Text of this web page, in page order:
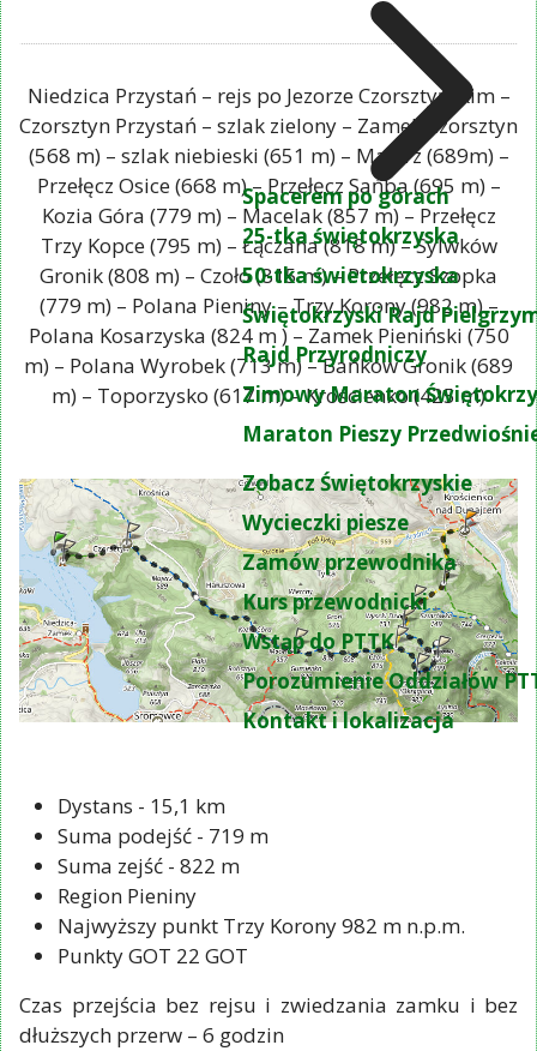
Spacerem po górach
25-tka świętokrzyska
50-tka świetokrzyska
Świętokrzyski Rajd
Rajd Przyrodniczy
Zimowy Maraton
Maraton Pieszy
Zobacz Świętokrzyskie
Wycieczki piesze
Zamów przewodnika
Kurs przewodnicki
Wstąp do PTTK
Porozumienie Oddziałów
Kontakt i lokalizacja
Niedzica Przystań – rejs po Jezorze Czorsztyńskim –
Czorsztyn Przystań – szlak zielony – Zamek Czorsztyn
(568 m) – szlak niebieski (651 m) – Majerz (689m) –
Przełęcz Osice (668 m) – Przełęcz Sańba (695 m) –
Kozia Góra (779 m) – Macelak (857 m) – Przełęcz
Trzy Kopce (795 m) – Łączana (818 m) – Sylwków
Gronik (808 m) – Czoło (815 m) – Przełęcz Szopka
(779 m) – Polana Pieniny – Trzy Korony (982 m) –
Polana Kosarzyska (824 m ) – Zamek Pieniński (750
m) – Polana Wyrobek (713 m) – Bańków Gronik (689
m) – Toporzysko (617 m) – Krościenko (425 m)
Dystans - 15,1 km
Suma podejść - 719 m
Suma zejść - 822 m
Region Pieniny
Najwyższy punkt Trzy Korony 982 m n.p.m.
Punkty GOT 22 GOT
Czas przejścia bez rejsu i zwiedzania zamku i bez
dłuższych przerw – 6 godzin